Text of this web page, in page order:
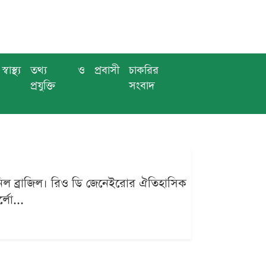
স্বাস্থ্য
তথ্য ও
প্রযুক্তি
প্রবাসী
চাকরির
সংবাদ
রিও ডি জেনেইরোর ঐতিহাসিক